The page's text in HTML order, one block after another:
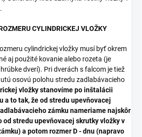
CYLINDRICKEJ VLOŽKY
cylindrickej vložky musí byť okrem
aj použité kovanie alebo rozeta (je
dverí). Pri dverách s falcom je tiež
osovú polohu stredu zadlabávacieho
vložky stanovíme po inštalácii
a to tak, že od stredu upevňovacej
zámku nameriame najskôr
od stredu upevňovacej skrutky vložky v
a potom rozmer D - dnu (napravo